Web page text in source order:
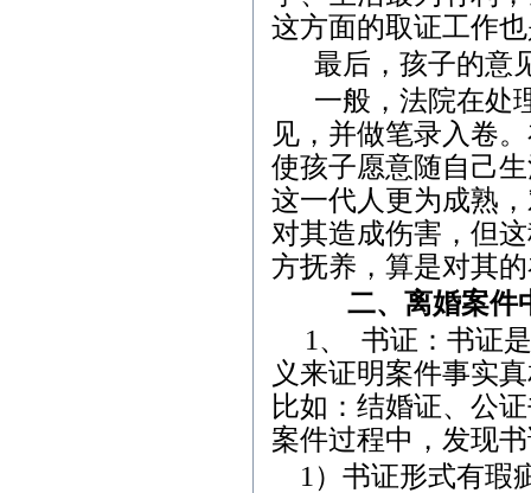
这方面的取证工作
最后，孩子的意
一般，法院在处
见，并做笔录入卷
使孩子愿意随自己
这一代人更为成熟
对其造成伤害，但
方抚养，算是对其
二、离婚案件
1 、
书证：书证
义来证明案件事实
比如：结婚证、公
案件过程中，发现
1 ）书证形式有瑕